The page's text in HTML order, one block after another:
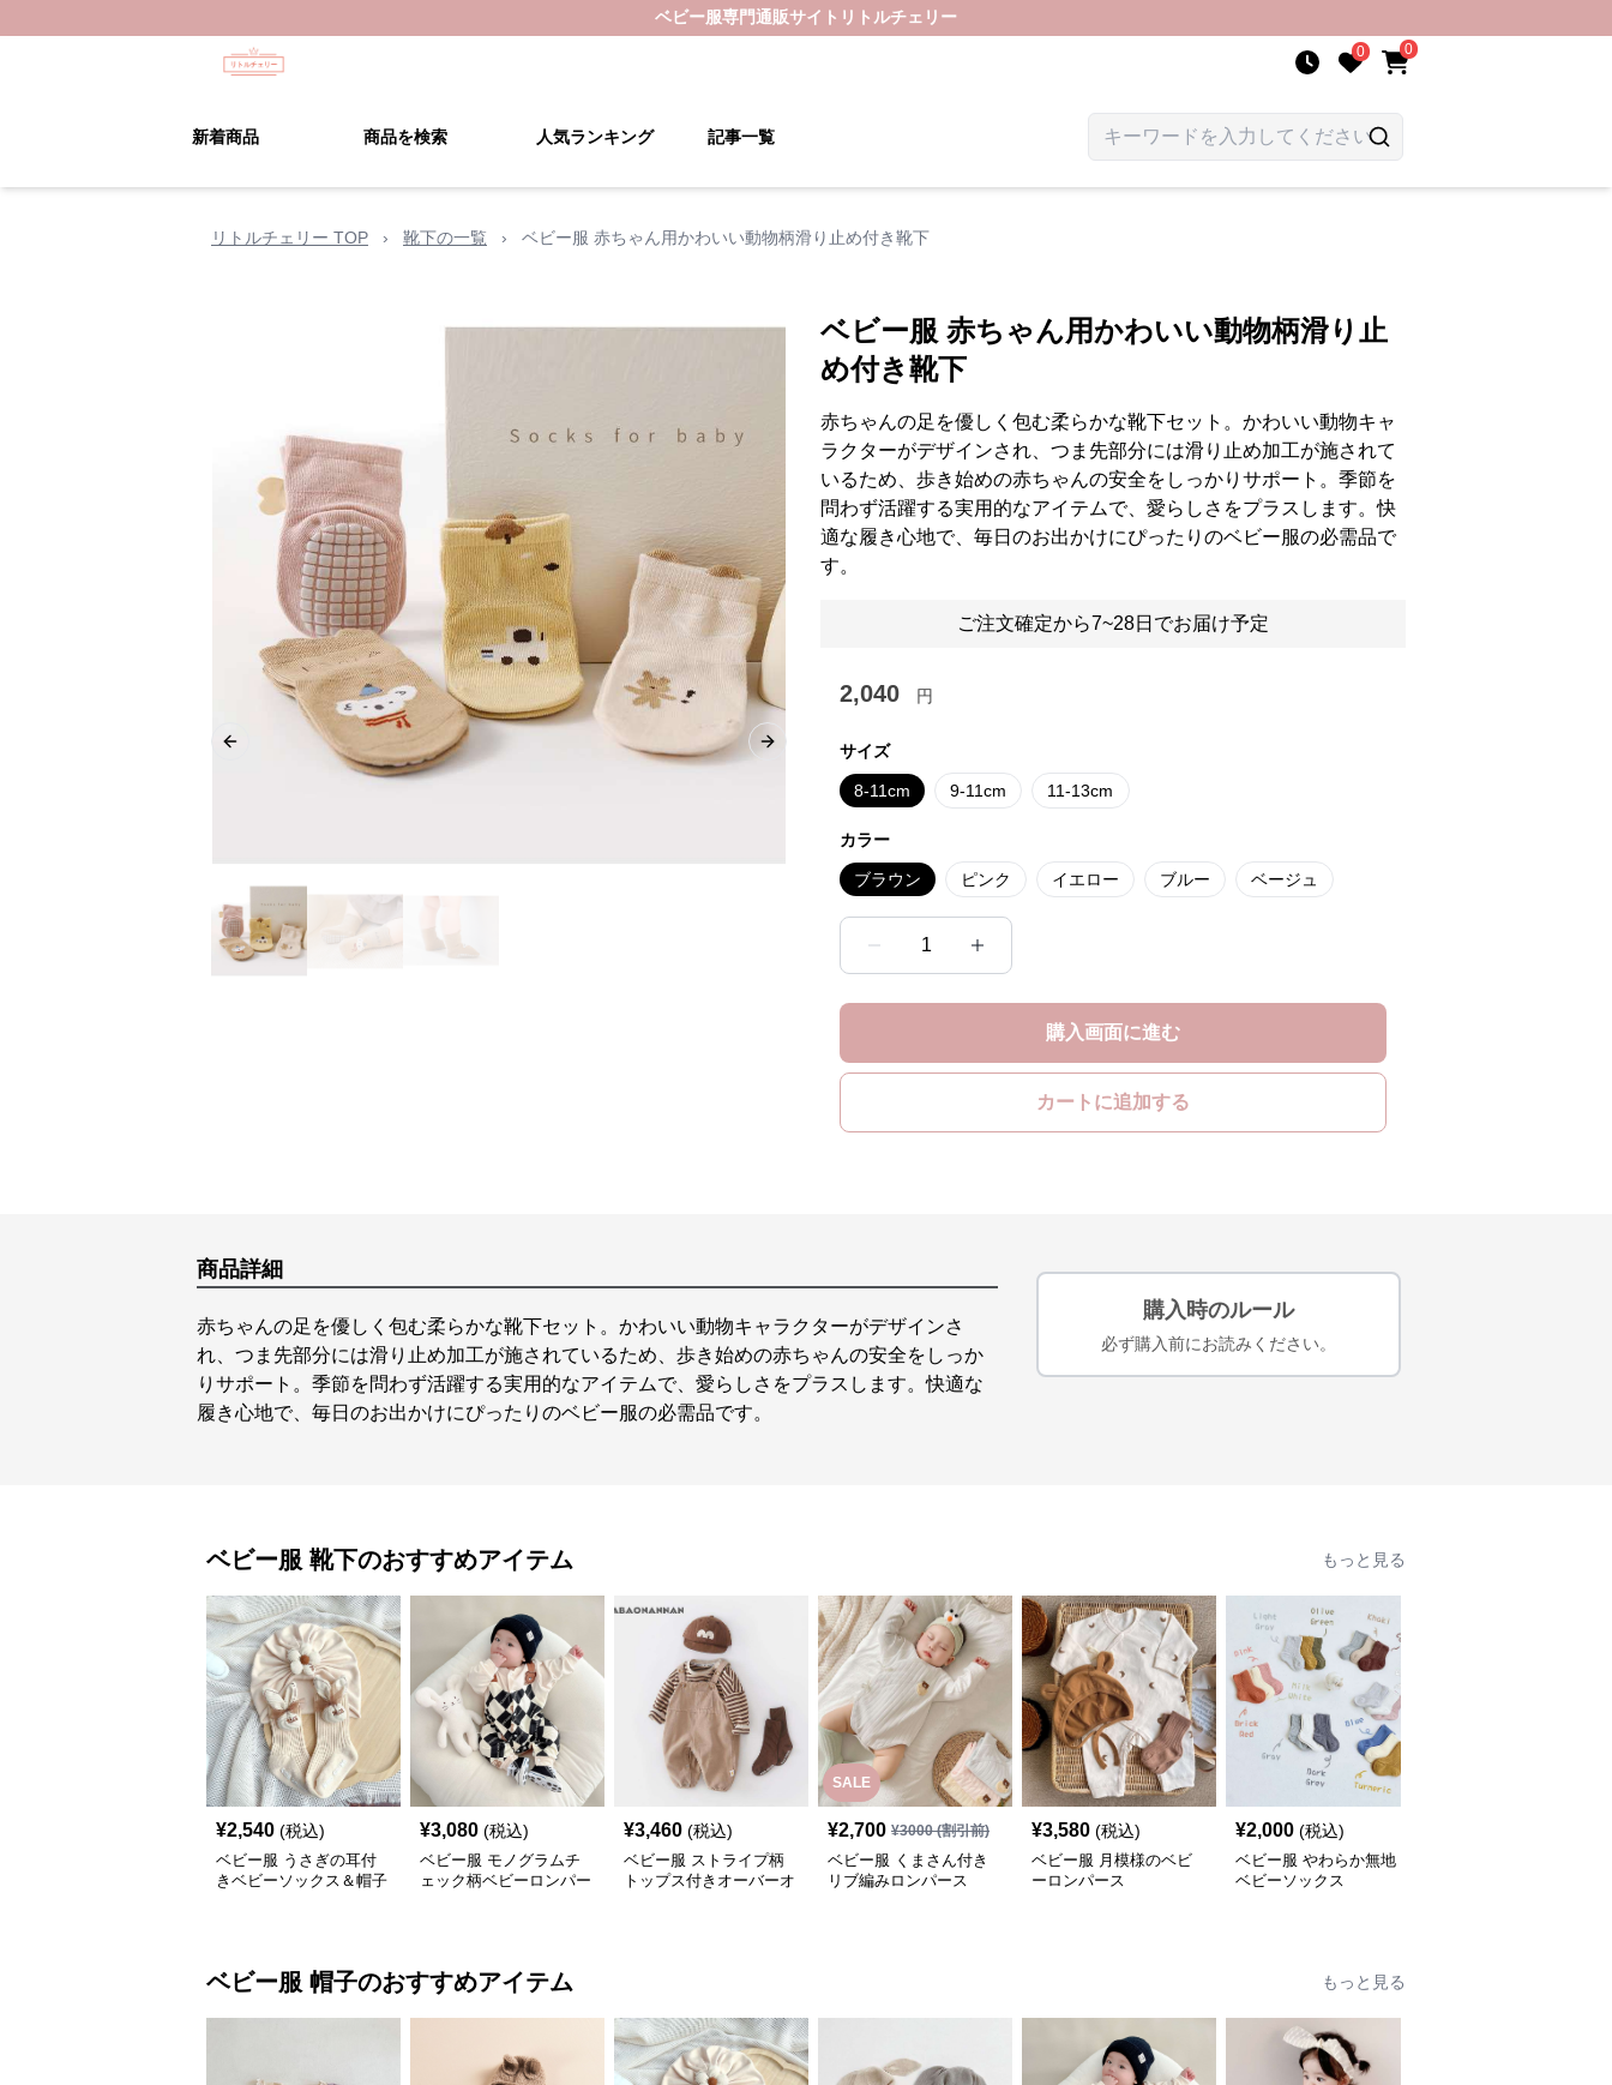
ベビー服専門通販サイト リトルチェリー
0 0
新着商品 商品を検索 人気ランキング 記事一覧
リトルチェリー TOP › 靴下の一覧 › ベビー服 赤ちゃん用かわいい動物柄滑り止め付き靴下
Previous slide Next slide
ベビー服 赤ちゃん用かわいい動物柄滑り止
め付き靴下
赤ちゃんの足を優しく包む柔らかな靴下セット。かわいい動物キャ
ラクターがデザインされ、つま先部分には滑り止め加工が施されて
いるため、歩き始めの赤ちゃんの安全をしっかりサポート。季節を
問わず活躍する実用的なアイテムで、愛らしさをプラスします。快
適な履き心地で、毎日のお出かけにぴったりのベビー服の必需品で
す。
ご注文確定から7~28日でお届け予定
2,040 円
サイズ
8-11cm 9-11cm 11-13cm
カラー
ブラウン ピンク イエロー ブルー ベージュ
1
購入画面に進む
カートに追加する
商品詳細
赤ちゃんの足を優しく包む柔らかな靴下セット。かわいい動物キャラクターがデザインさ
れ、つま先部分には滑り止め加工が施されているため、歩き始めの赤ちゃんの安全をしっか
りサポート。季節を問わず活躍する実用的なアイテムで、愛らしさをプラスします。快適な
履き心地で、毎日のお出かけにぴったりのベビー服の必需品です。
購入時のルール
必ず購入前にお読みください。
ベビー服 靴下のおすすめアイテム もっと見る
¥2,540 (税込)
ベビー服 うさぎの耳付
きベビーソックス＆帽子
¥3,080 (税込)
ベビー服 モノグラムチ
ェック柄ベビーロンパー
¥3,460 (税込)
ベビー服 ストライプ柄
トップス付きオーバーオ
SALE
¥2,700 ¥3000(割引前)
ベビー服 くまさん付き
リブ編みロンパース
¥3,580 (税込)
ベビー服 月模様のベビ
ーロンパース
¥2,000 (税込)
ベビー服 やわらか無地
ベビーソックス
ベビー服 帽子のおすすめアイテム もっと見る